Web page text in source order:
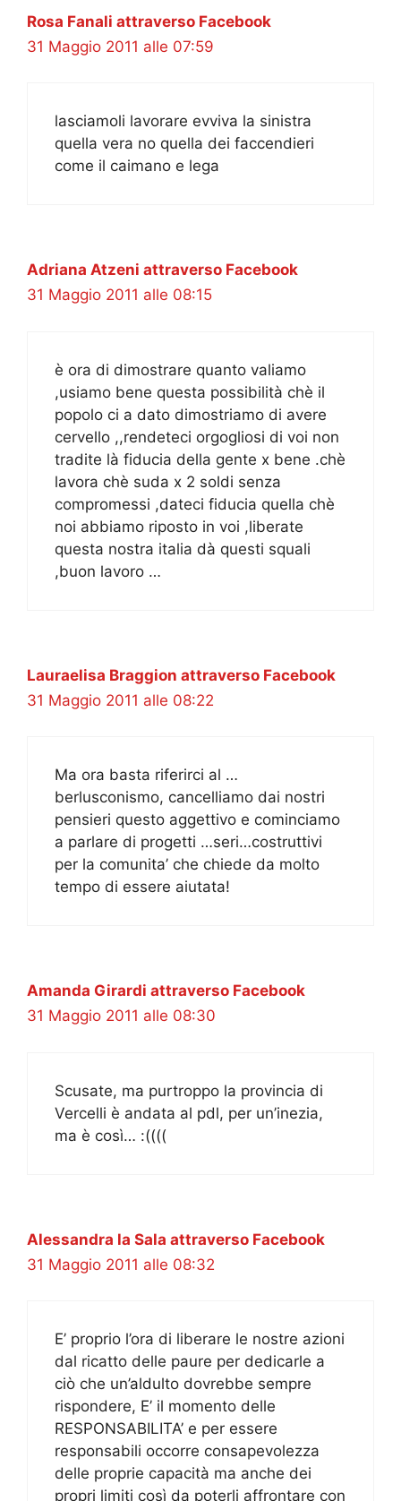
Rosa Fanali attraverso Facebook
31 Maggio 2011 alle 07:59
lasciamoli lavorare evviva la sinistra
quella vera no quella dei faccendieri
come il caimano e lega
Adriana Atzeni attraverso Facebook
31 Maggio 2011 alle 08:15
è ora di dimostrare quanto valiamo
,usiamo bene questa possibilità chè il
popolo ci a dato dimostriamo di avere
cervello ,,rendeteci orgogliosi di voi non
tradite là fiducia della gente x bene .chè
lavora chè suda x 2 soldi senza
compromessi ,dateci fiducia quella chè
noi abbiamo riposto in voi ,liberate
questa nostra italia dà questi squali
,buon lavoro …
Lauraelisa Braggion attraverso Facebook
31 Maggio 2011 alle 08:22
Ma ora basta riferirci al …
berlusconismo, cancelliamo dai nostri
pensieri questo aggettivo e cominciamo
a parlare di progetti …seri…costruttivi
per la comunita’ che chiede da molto
tempo di essere aiutata!
Amanda Girardi attraverso Facebook
31 Maggio 2011 alle 08:30
Scusate, ma purtroppo la provincia di
Vercelli è andata al pdl, per un’inezia,
ma è così… :((((
Alessandra la Sala attraverso Facebook
31 Maggio 2011 alle 08:32
E’ proprio l’ora di liberare le nostre azioni
dal ricatto delle paure per dedicarle a
ciò che un’aldulto dovrebbe sempre
rispondere, E’ il momento delle
RESPONSABILITA’ e per essere
responsabili occorre consapevolezza
delle proprie capacità ma anche dei
propri limiti così da poterli affrontare con